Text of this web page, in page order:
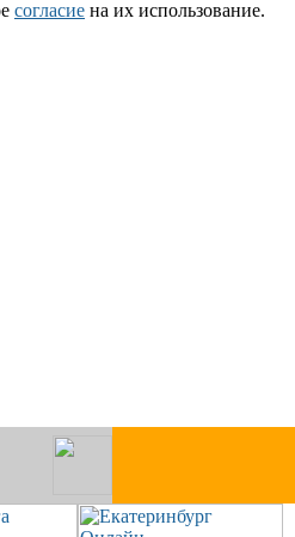
согласие на их использование.